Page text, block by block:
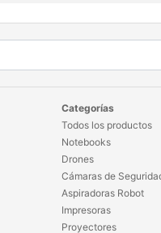
Categorías
Todos los productos
Notebooks
Drones
Cámaras de
Aspiradoras Robot
Impresoras
Proyectores